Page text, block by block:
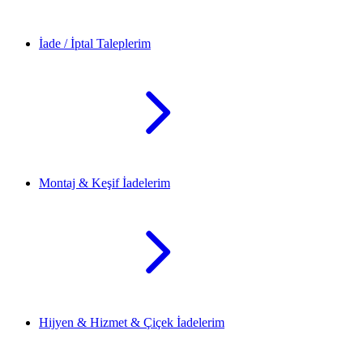
İade / İptal Taleplerim
Montaj & Keşif İadelerim
Hijyen & Hizmet & Çiçek İadelerim